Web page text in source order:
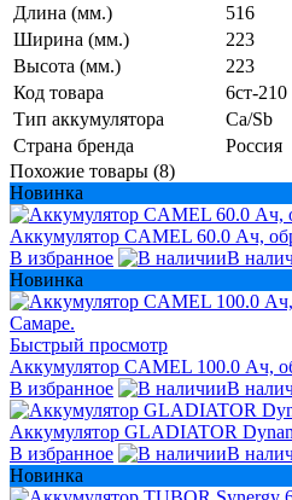
Длина (мм.)
516
Ширина (мм.)
223
Высота (мм.)
223
Код товара
6ст-210
Тип аккумулятора
Ca/Sb
Страна бренда
Россия
Похожие товары (8)
Новинка
Аккумулятор CAMEL 60.0 Ач,
В избранное
В
Новинка
Быстрый просмотр
Аккумулятор CAMEL 100.0 Ач,
В избранное
В
Аккумулятор GLADIATOR
В избранное
В
Новинка